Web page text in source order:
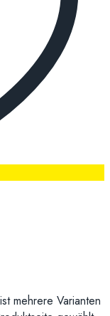
mehrere Varianten